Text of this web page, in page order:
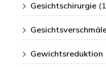
Gesichtschirurgie
Gewichtsreduktion